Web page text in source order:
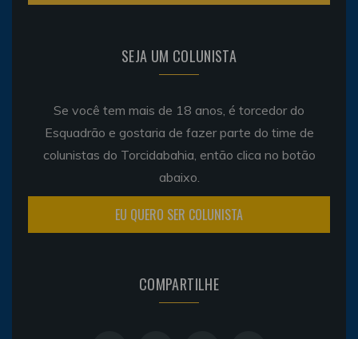
SEJA UM COLUNISTA
Se você tem mais de 18 anos, é torcedor do
Esquadrão e gostaria de fazer parte do time de
colunistas do Torcidabahia, então clica no botão
abaixo.
EU QUERO SER COLUNISTA
COMPARTILHE